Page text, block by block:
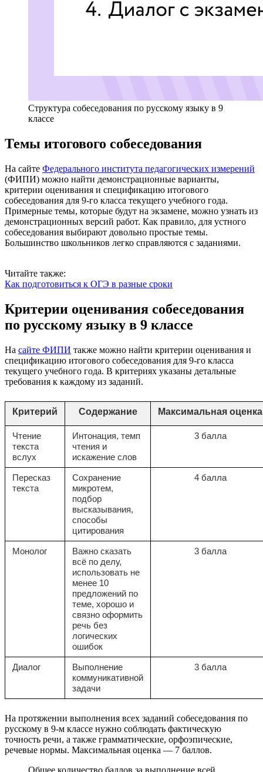
Структура собеседования по русскому языку в 9
классе
Темы итогового собеседования
На сайте Федерального института педагогических измерений
(ФИПИ) можно найти демонстрационные варианты,
критерии оценивания и спецификацию итогового
собеседования для 9-го класса текущего учебного года.
Примерные темы, которые будут на экзамене, можно узнать из
демонстрационных версий работ. Как правило, для устного
собеседования выбирают довольно простые темы.
Большинство школьников легко справляются с заданиями.
Читайте также:
Как подготовиться к ОГЭ в разные сроки
Критерии оценивания собеседования
по русскому языку в 9 классе
На сайте ФИПИ также можно найти критерии оценивания и
спецификацию итогового собеседования для 9-го класса
текущего учебного года. В критериях указаны детальные
требования к каждому из заданий.
Критерий Содержание Максимальная оценка
Чтение
текста
вслух
Интонация, темп
чтения и
искажение слов
3 балла
Пересказ
текста
Сохранение
микротем,
подбор
высказывания,
способы
цитирования
4 балла
Монолог
Важно сказать
всё по делу,
использовать не
менее 10
предложений по
теме, хорошо и
связно оформить
речь без
логических
ошибок
3 балла
Диалог
Выполнение
коммуникативной
задачи
3 балла
На протяжении выполнения всех заданий собеседования по
русскому в 9-м классе нужно соблюдать фактическую
точность речи, а также грамматические, орфоэпические,
речевые нормы. Максимальная оценка — 7 баллов.
Общее количество баллов за выполнение всей